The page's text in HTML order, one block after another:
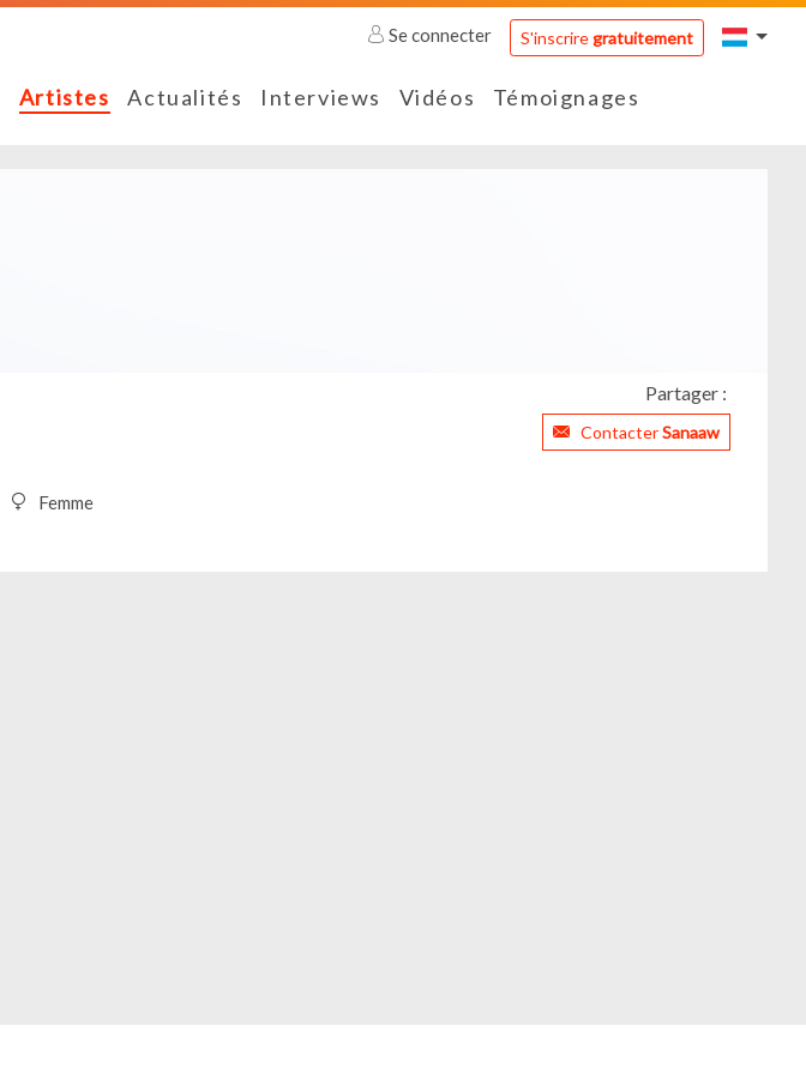
Se connecter S'inscriregratuitement
Artistes Actualités Interviews Vidéos Témoignages
Partager :
ContacterSanaaw
Femme